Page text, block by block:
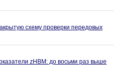
схему проверки передовых
zHBM: до восьми раз выше